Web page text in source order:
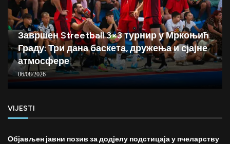
Завршен Streetball 3×3 турнир у Мркоњић
Граду: Три дана баскета, дружења и сјајне
атмосфере
06/08/2026
VIJESTI
Објављен јавни позив за додјелу подстицаја у пчеларству